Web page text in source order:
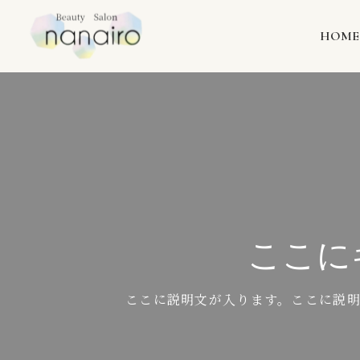
HOME
ここに
ここに説明文が入ります。ここに説